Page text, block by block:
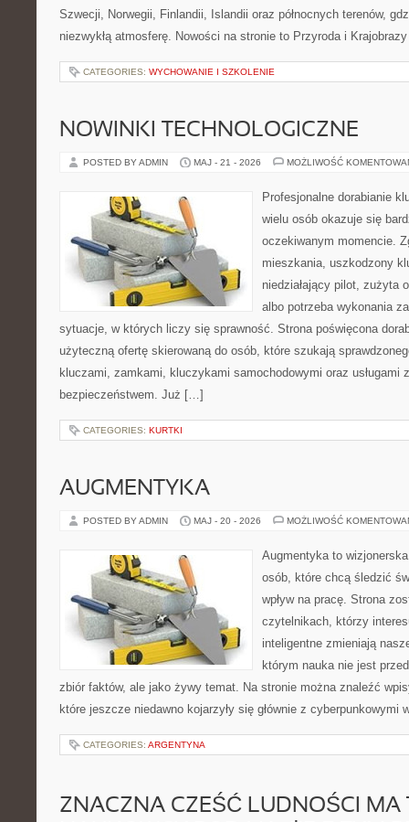
Szwecji, Norwegii, Finlandii, Islandii oraz północnych terenów,
niezwykłą atmosferę. Nowości na stronie to Przyroda i
CATEGORIES: WYCHOWANIE I SZKOLENIE
NOWINKI TECHNOLOGICZNE
POSTED BY ADMIN MAJ - 21 - 2026 MOŻLIWOŚĆ
Profesjonalne dorabianie
wielu osób okazuje się
oczekiwanym momencie.
mieszkania, uszkodzony
niedziałający pilot, zużyta
albo potrzeba wykonania
sytuacje, w których liczy się sprawność. Strona poświęcona
użyteczną ofertę skierowaną do osób, które szukają
kluczami, zamkami, kluczykami samochodowymi oraz usługami
bezpieczeństwem. Już […]
CATEGORIES: KURTKI
AUGMENTYKA
POSTED BY ADMIN MAJ - 20 - 2026 MOŻLIWOŚĆ
Augmentyka to
osób, które chcą śledzić
wpływ na pracę. Strona
czytelnikach, którzy
inteligentne zmieniają
którym nauka nie jest
zbiór faktów, ale jako żywy temat. Na stronie można znaleźć
które jeszcze niedawno kojarzyły się głównie z
CATEGORIES: ARGENTYNA
ZNACZNA CZEŚĆ LUDNOŚCI MA